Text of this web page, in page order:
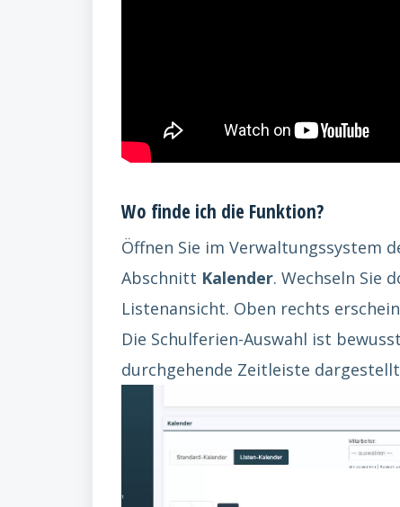
Wo finde ich die Funktion?
Öffnen Sie im Verwaltungssystem
Abschnitt Kalender. Wechseln Sie
Listenansicht. Oben rechts
Die Schulferien-Auswahl ist
durchgehende Zeitleiste